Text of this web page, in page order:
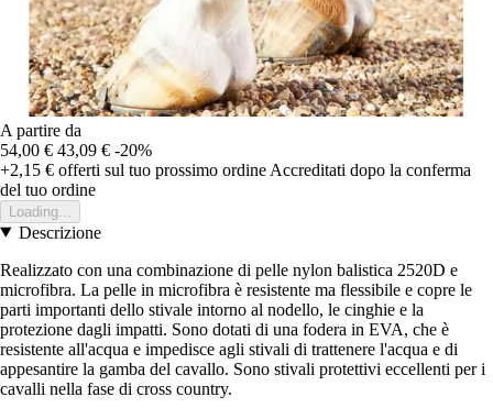
A partire da
54,00 € 43,09 € -20%
+2,15 € offerti sul tuo prossimo ordine Accreditati dopo la conferma
del tuo ordine
Loading...
Descrizione
Realizzato con una combinazione di pelle nylon balistica 2520D e
microfibra. La pelle in microfibra è resistente ma flessibile e copre le
parti importanti dello stivale intorno al nodello, le cinghie e la
protezione dagli impatti. Sono dotati di una fodera in EVA, che è
resistente all'acqua e impedisce agli stivali di trattenere l'acqua e di
appesantire la gamba del cavallo. Sono stivali protettivi eccellenti per i
cavalli nella fase di cross country.